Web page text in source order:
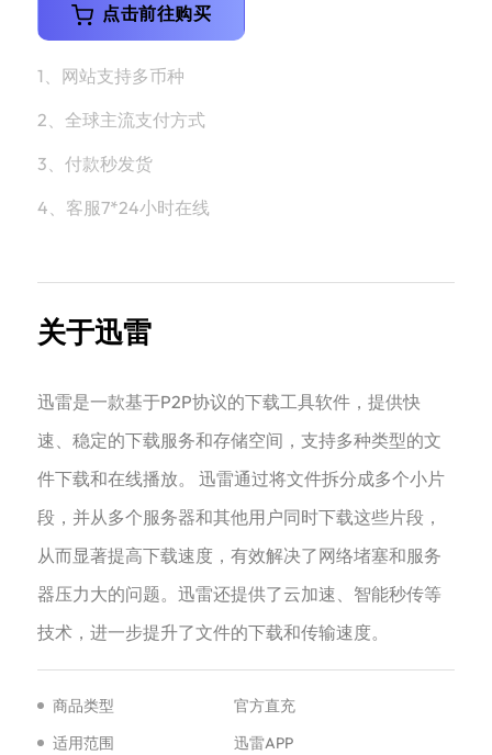
点击前往购买
1、网站支持多币种
2、全球主流支付方式
3、付款秒发货
4、客服7*24小时在线
关于迅雷
‌迅雷是一款基于P2P协议的下载工具软件，提供快
速、稳定的下载服务和存储空间，支持多种类型的文
件下载和在线播放。‌ 迅雷通过将文件拆分成多个小片
段，并从多个服务器和其他用户同时下载这些片段，
从而显著提高下载速度，有效解决了网络堵塞和服务
器压力大的问题。迅雷还提供了云加速、智能秒传等
技术，进一步提升了文件的下载和传输速度。‌
商品类型
官方直充
适用范围
迅雷APP